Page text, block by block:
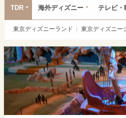
TDR 海外ディズニー テレビ・
東京ディズニーランド 東京ディズニー